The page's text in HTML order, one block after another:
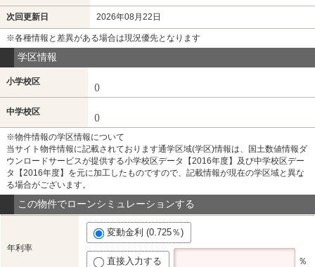
次回更新日 2026年08月22日
※各種情報と差異がある場合は現況優先となります
学区情報
小学校区
()
中学校区
()
※物件情報の学区情報について
当サイト物件情報に記載されております通学区域(学区)情報は、国土数値情報ダ
ウンロードサービスが提供する小学校区データ【2016年度】及び中学校区デー
タ【2016年度】を元に加工したものですので、記載情報が現在の学区域と異な
る場合がございます。
この物件でローンシミュレーションする
年利率
変動金利 (0.725％)
直接入力する ％